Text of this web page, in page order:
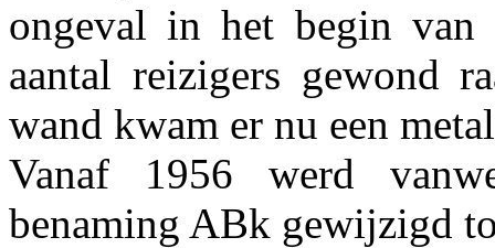
ongeval in het begin van
aantal reizigers gewond
wand kwam er nu een
Vanaf 1956 werd
benaming ABk gewijzigd